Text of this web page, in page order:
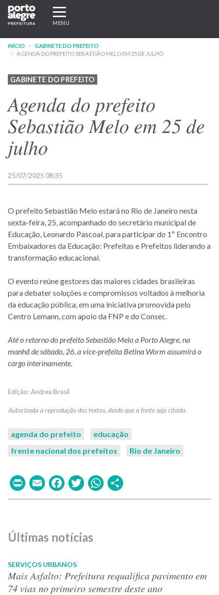
Pular
para
conteúdo
principal
Expandir/recolher
navegação
MENU
INÍCIO
GABINETE DO PREFEITO
AGENDA DO PREFEITO SEBASTIÃO MELO EM 25 DE JULHO
GABINETE DO PREFEITO
Agenda do prefeito
Sebastião Melo em 25 de
julho
25/07/2025 08:35
O prefeito Sebastião Melo estará no Rio de Janeiro nesta
sexta-feira, 25, acompanhado do secretário municipal de
Educação, Leonardo Pascoal, para participar do 1º Encontro
Embaixadores da Educação: Prefeitas e Prefeitos liderando a
transformação educacional.
O evento reúne gestores das maiores cidades brasileiras
para debater soluções e compromissos voltados à melhoria
da educação pública, em uma iniciativa promovida pelo
Centro Lemann, com apoio da FNP e do Consec.
Até o retorno do prefeito Sebastião Melo a Porto Alegre, na
manhã de sábado, 26, a vice-prefeita Betina Worm assumirá o
cargo interinamente.
Andrea Brasil
agenda do prefeito
educação
frente nacional dos prefeitos
Rio de Janeiro
PrintEmailFacebook
TwitterWhatsApp
Últimas notícias
SERVIÇOS URBANOS
Mais Asfalto: Prefeitura requalifica pavimento em
74 vias no primeiro semestre deste ano